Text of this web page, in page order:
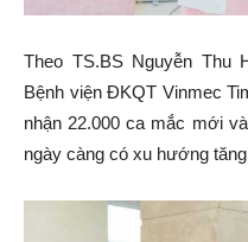
Theo TS.BS Nguyễn Thu
Bệnh viện ĐKQT Vinmec
nhận 22.000 ca mắc mới
ngày càng có xu hướng